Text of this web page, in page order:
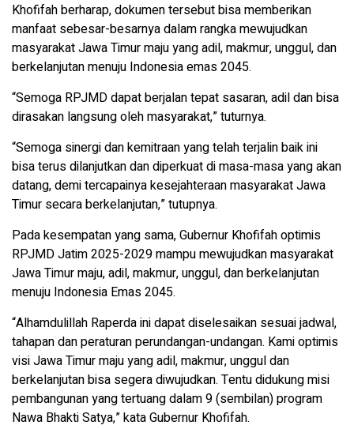
Khofifah berharap, dokumen tersebut bisa memberikan
manfaat sebesar-besarnya dalam rangka mewujudkan
masyarakat Jawa Timur maju yang adil, makmur, unggul, dan
berkelanjutan menuju Indonesia emas 2045.
“Semoga RPJMD dapat berjalan tepat sasaran, adil dan bisa
dirasakan langsung oleh masyarakat,” tuturnya.
“Semoga sinergi dan kemitraan yang telah terjalin baik ini
bisa terus dilanjutkan dan diperkuat di masa-masa yang akan
datang, demi tercapainya kesejahteraan masyarakat Jawa
Timur secara berkelanjutan,” tutupnya.
Pada kesempatan yang sama, Gubernur Khofifah optimis
RPJMD Jatim 2025-2029 mampu mewujudkan masyarakat
Jawa Timur maju, adil, makmur, unggul, dan berkelanjutan
menuju Indonesia Emas 2045.
“Alhamdulillah Raperda ini dapat diselesaikan sesuai jadwal,
tahapan dan peraturan perundangan-undangan. Kami optimis
visi Jawa Timur maju yang adil, makmur, unggul dan
berkelanjutan bisa segera diwujudkan. Tentu didukung misi
pembangunan yang tertuang dalam 9 (sembilan) program
Nawa Bhakti Satya,” kata Gubernur Khofifah.